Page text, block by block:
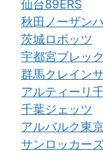
仙台89ERS
秋田ノーザン
茨城ロボッツ
宇都宮ブレッ
群馬クレイン
アルティーリ
千葉ジェッツ
アルバルク東
サンロッカー